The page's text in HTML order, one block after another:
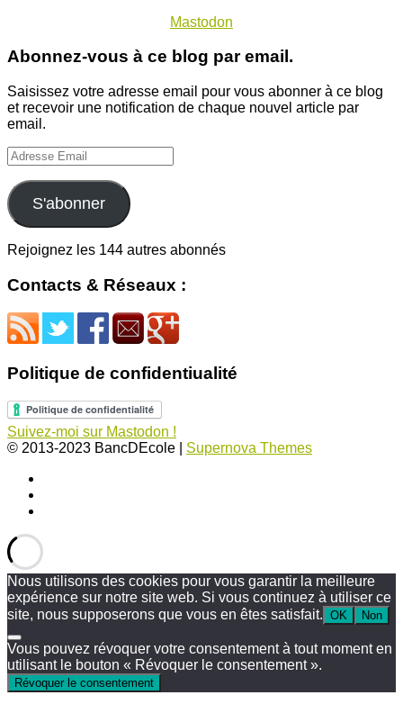
Mastodon
Abonnez-vous à ce blog par email.
Saisissez votre adresse email pour vous abonner à ce blog
et recevoir une notification de chaque nouvel article par
email.
Adresse
Email
S'abonner
Rejoignez les 144 autres abonnés
Contacts & Réseaux :
Politique de confidentiualité
Suivez-moi sur Mastodon !
© 2013-2023 BancDEcole
Supernova Themes
Nous utilisons des cookies pour vous garantir la meilleure
expérience sur notre site web. Si vous continuez à utiliser ce
site, nous supposerons que vous en êtes satisfait. OK Non
Vous pouvez révoquer votre consentement à tout moment en
utilisant le bouton « Révoquer le consentement ».
Révoquer le consentement